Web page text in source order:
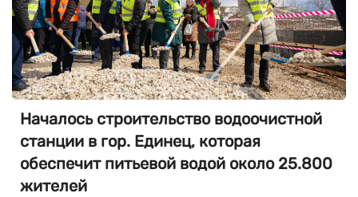
Началось строительство водоочистной
станции в гор. Единец, которая
обеспечит питьевой водой около 25.800
жителей